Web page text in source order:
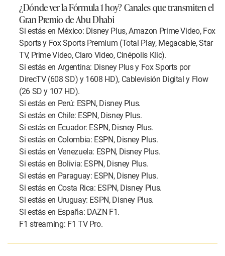
¿Dónde ver la Fórmula 1 hoy? Canales que transmiten el
Gran Premio de Abu Dhabi
Si estás en México: Disney Plus, Amazon Prime Video, Fox
Sports y Fox Sports Premium (Total Play, Megacable, Star
TV, Prime Video, Claro Video, Cinépolis Klic).
Si estás en Argentina: Disney Plus y Fox Sports por
DirecTV (608 SD) y 1608 HD), Cablevisión Digital y Flow
(26 SD y 107 HD).
Si estás en Perú: ESPN, Disney Plus.
Si estás en Chile: ESPN, Disney Plus.
Si estás en Ecuador: ESPN, Disney Plus.
Si estás en Colombia: ESPN, Disney Plus.
Si estás en Venezuela: ESPN, Disney Plus.
Si estás en Bolivia: ESPN, Disney Plus.
Si estás en Paraguay: ESPN, Disney Plus.
Si estás en Costa Rica: ESPN, Disney Plus.
Si estás en Uruguay: ESPN, Disney Plus.
Si estás en España: DAZN F1.
F1 streaming: F1 TV Pro.